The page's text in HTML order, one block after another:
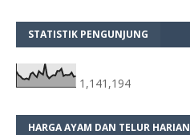
STATISTIK PENGUNJUNG
1,141,194
HARGA AYAM DAN TELUR HARIAN